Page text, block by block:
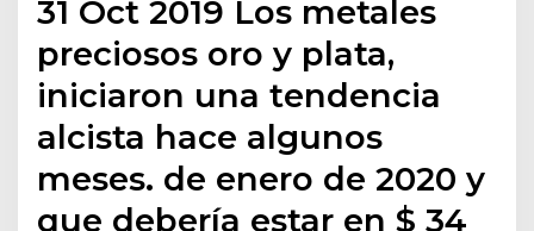
31 Oct 2019 Los metales
preciosos oro y plata,
iniciaron una tendencia
alcista hace algunos
meses. de enero de 2020 y
que debería estar en $ 34